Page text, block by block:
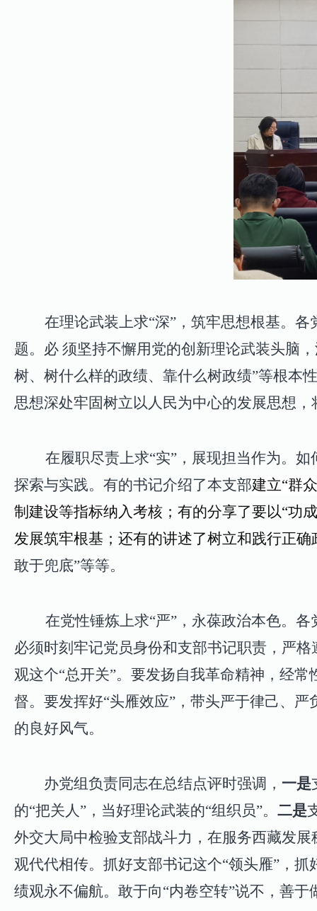
在理论武装上求“深”，筑牢思想根基。各
题。必 须坚持不懈用党的创新理论武装头脑
树、树什么样的政绩、靠什么树政绩”等根本
思想深处牢固树立以人民为中心的发展思想
在履职尽责上求“实”，展现担当作为。 如
探索与实践。有的书记介绍了本支部建立“群
制建设等指标纳入考核 ；有的分享了要以“功
发展筑牢根基；还有的讲述了树立和践行正确
敢于兜底”等等。
在党性锤炼上求“严”，永葆政治本色。 各
必须时刻牢记党员身份和支部书记职责，严
观这个“总开关”。要发扬自我革命精神，经
督。要发挥好“头雁效应”，带头严于律己、
的良好风气。
办党组负责同志在总结点评时强调， 一是
的“把关人” ，当好理论武装的“组织员”。 二是
外交大局中检验支部战斗力 ， 在服务西藏发展
观代代相传。 抓好支部书记这个“领头雁” ， 抓
绩观永不偏航。 敢于向“内卷空转”说不 ， 善于